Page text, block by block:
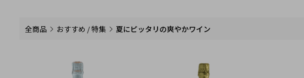
全商品 おすすめ / 特集 夏にピッタリの爽やかワイン